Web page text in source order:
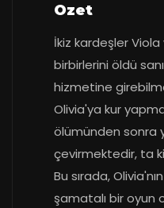
Ozet
İkiz kardeşler
birbirlerini öldü
hizmetine
Olivia'ya kur
ölümünden sonra
çevirmektedir, ta ki
Bu sırada,
şamatalı bir oyun